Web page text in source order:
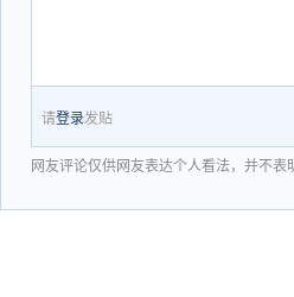
请登录发贴
网友评论仅供网友表达个人看法，并不